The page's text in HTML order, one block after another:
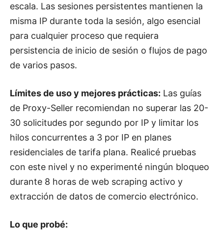
escala. Las sesiones persistentes mantienen la
misma IP durante toda la sesión, algo esencial
para cualquier proceso que requiera
persistencia de inicio de sesión o flujos de pago
de varios pasos.
Límites de uso y mejores prácticas: Las guías
de Proxy-Seller recomiendan no superar las 20-
30 solicitudes por segundo por IP y limitar los
hilos concurrentes a 3 por IP en planes
residenciales de tarifa plana. Realicé pruebas
con este nivel y no experimenté ningún bloqueo
durante 8 horas de web scraping activo y
extracción de datos de comercio electrónico.
Lo que probé: